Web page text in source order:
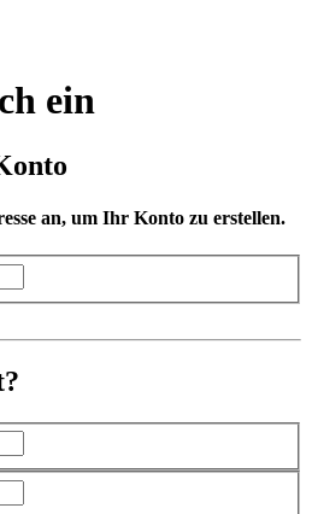
ein
an, um Ihr Konto zu erstellen.